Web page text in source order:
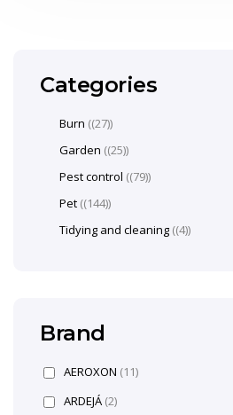
Categories
Burn (27)
Garden (25)
Pest control (79)
Pet (144)
Tidying and cleaning (4)
Brand
AEROXON (11)
ARDEJÁ (2)